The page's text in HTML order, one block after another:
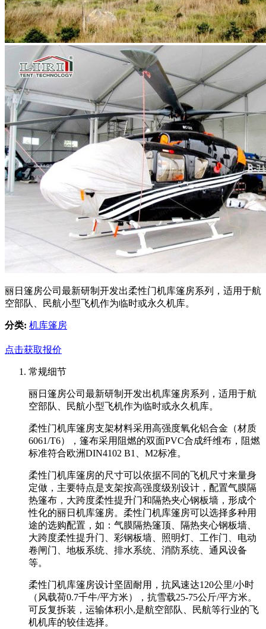
丽日篷房公司最新研制开发出柔性门​机库篷房系列，适用于航
空部队、民航小型飞机作为临时或永久机库。
分类: 机库篷房
点击获取报价
常规细节
丽日篷房公司最新研制开发出机库篷房系列，适用于航
空部队、民航小型飞机作为临时或永久机库。
柔性门机库篷房支架材料采用高强度氧化铝合金（材质
6061/T6），篷布采用阻燃的双面PVC合成纤维布，阻燃
标准符合欧洲DIN4102 B1、M2标准。
柔性门机库篷房的尺寸可以依据不同的飞机尺寸来量身
定做，主要特点是支架按高强度级别设计，配置气膜隔
热篷布，大跨度柔性提升门和隔热夹心钢板墙，形成个
性化的丽日机库篷房。柔性门机库篷房可以选择多种用
途的选购配置，如：气膜隔热篷顶、隔热夹心钢板墙、
大跨度柔性提升门、彩钢板墙、照明灯、工作门、电动
卷闸门、地板系统、排水系统、消防系统、通风设备
等。
柔性门机库篷房设计坚固耐用，抗风速达120公里/小时
（风载荷0.7千牛/平方米），抗雪载25-75公斤/平方米。
可反复拆装，运输体积小,是航空部队、民航等行业的飞
机机库的较佳选择。